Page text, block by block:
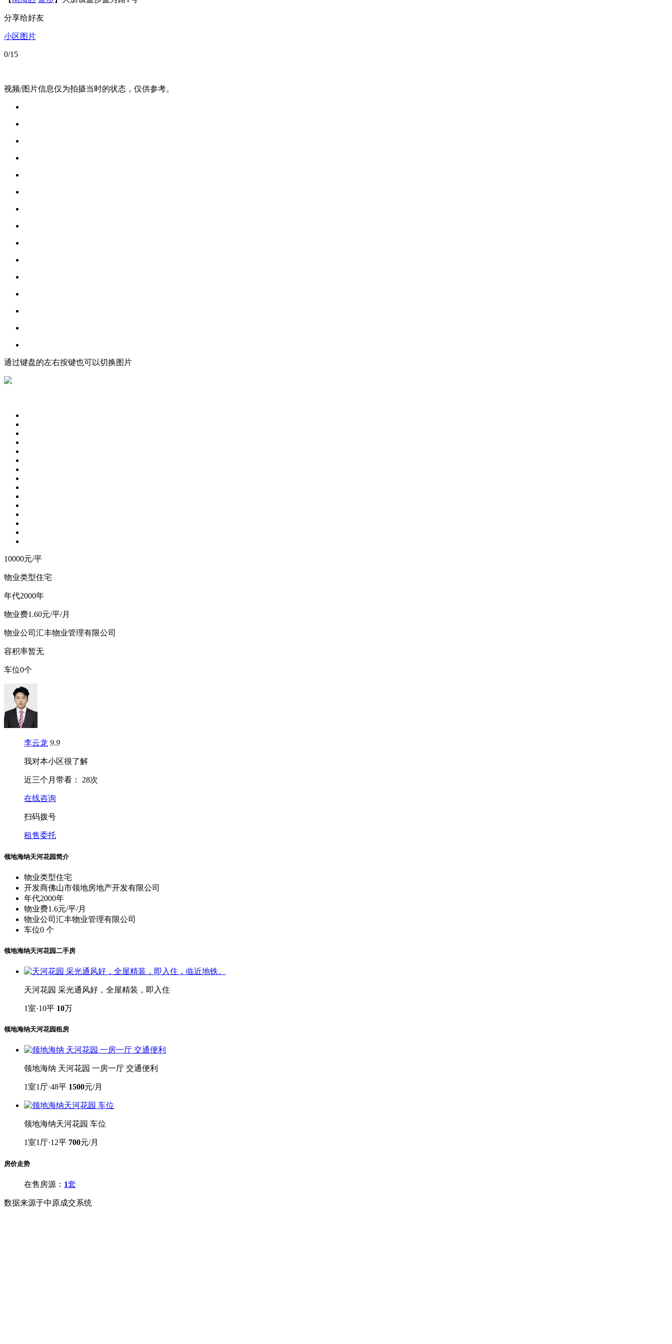
分享给好友
小区图片
0/15
视频/图片信息仅为拍摄当时的状态，仅供参考。
通过键盘的左右按键也可以切换图片
10000元/平
物业类型住宅
年代2000年
物业费1.60元/平/月
物业公司 汇丰物业管理有限公司
容积率暂无
车位0个
李云龙 9.9
我对本小区很了解
近三个月带看： 28次
在线咨询
扫码拨号
租售委托
领地海纳天河花园简介
物业类型住宅
开发商佛山市领地房地产开发有限公司
年代2000年
物业费1.6元/平/月
物业公司 汇丰物业管理有限公司
车位0 个
领地海纳天河花园二手房
天河花园 采光通风好，全屋精装，即入住
1室·10平 10万
领地海纳天河花园租房
领地海纳 天河花园 一房一厅 交通便利
1室1厅·48平 1500元/月
领地海纳天河花园 车位
1室1厅·12平 700元/月
房价走势
在售房源： 1套
数据来源于中原成交系统